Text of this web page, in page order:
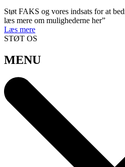
Støt FAKS og vores indsats for at
læs mere om mulighederne her”
Læs mere
STØT OS
MENU